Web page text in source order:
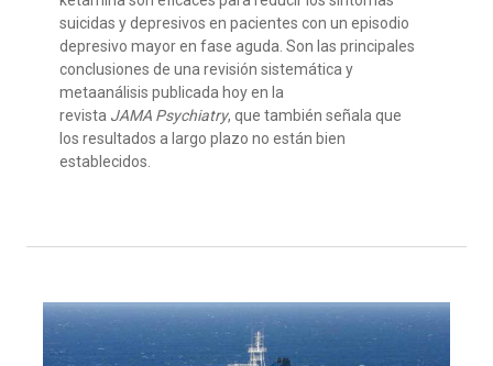
suicidas y depresivos en pacientes con un episodio
depresivo mayor en fase aguda. Son las principales
conclusiones de una revisión sistemática y
metaanálisis publicada hoy en la
revista JAMA Psychiatry, que también señala que
los resultados a largo plazo no están bien
establecidos.